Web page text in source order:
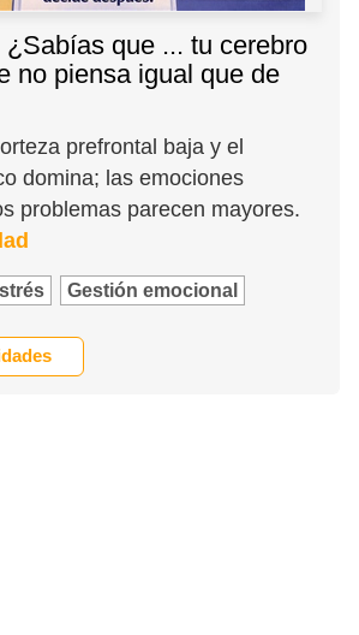
¿Sabías que ... tu cerebro
no piensa igual que de
prefrontal baja y el
domina; las emociones
problemas parecen mayores.
Gestión emocional